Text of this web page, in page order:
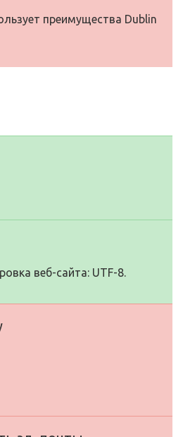
преимущества Dublin
веб-сайта: UTF-8.